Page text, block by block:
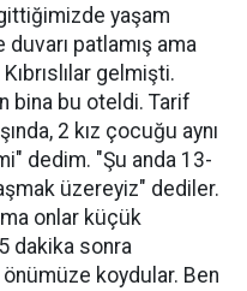
yaşam
duvarı patlamış ama
gelmişti.
bina bu oteldi. Tarif
2 kız çocuğu aynı
dedim. "Şu anda 13-
üzereyiz" dediler.
onlar küçük
dakika sonra
koydular. Ben